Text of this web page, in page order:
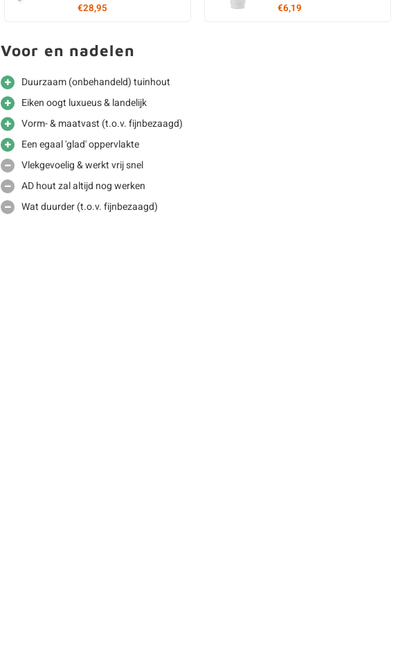
€28,95 €6,19
Voor en nadelen
Duurzaam (onbehandeld) tuinhout
Eiken oogt luxueus & landelijk
Vorm- & maatvast (t.o.v. fijnbezaagd)
Een egaal 'glad' oppervlakte
Vlekgevoelig & werkt vrij snel
AD hout zal altijd nog werken
Wat duurder (t.o.v. fijnbezaagd)